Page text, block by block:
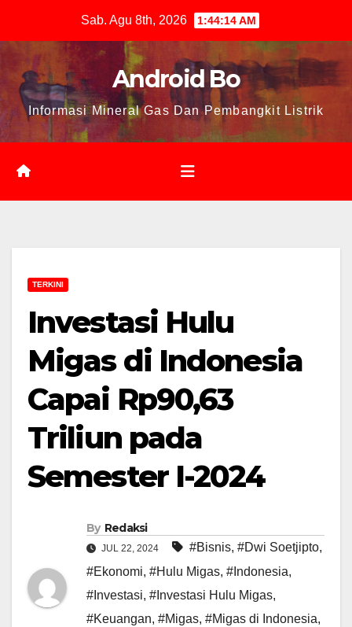
content
Sab. Agu 8th, 2026 1:44:15 AM
Android Bo
Informasi Mineral Gas Dan Pembangkit Listrik
TERKINI
Investasi Hulu
Migas di Indonesia
Capai Rp90,63
Triliun pada
Semester I-2024
By Redaksi
JUL 22, 2024 #Bisnis, #Dwi Soetjipto,
#Ekonomi, #Hulu Migas, #Indonesia,
#Investasi, #Investasi Hulu Migas,
#Keuangan, #Migas, #Migas di Indonesia,